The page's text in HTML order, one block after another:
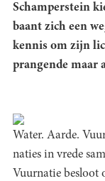
Schamperstein
baant zich een
kennis om zijn
prangende maar
Water. Aarde.
naties in vrede
Vuurnatie besloot